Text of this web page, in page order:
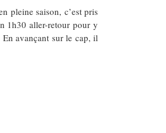
pleine saison, c’est pris
1h30 aller-retour pour y
En avançant sur le cap, il